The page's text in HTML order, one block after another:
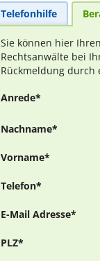
Telefonhilfe
Sie können hier
Rechtsanwälte bei
Rückmeldung durch
Anrede*
Nachname*
Vorname*
Telefon*
E-Mail Adresse*
PLZ*